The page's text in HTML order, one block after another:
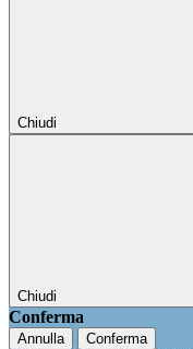
Chiudi
Chiudi
Conferma
Annulla Conferma